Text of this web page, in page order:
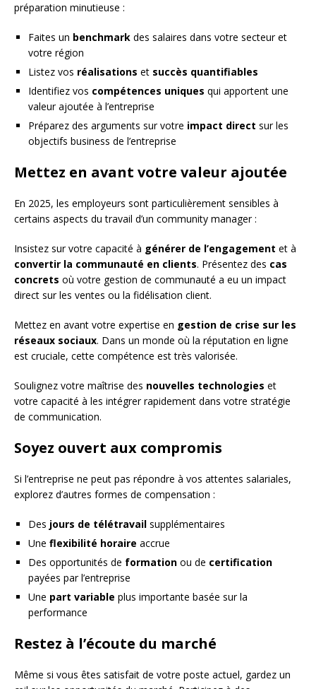
préparation minutieuse :
Faites un benchmark des salaires dans votre secteur et
votre région
Listez vos réalisations et succès quantifiables
Identifiez vos compétences uniques qui apportent une
valeur ajoutée à l’entreprise
Préparez des arguments sur votre impact direct sur les
objectifs business de l’entreprise
Mettez en avant votre valeur ajoutée
En 2025, les employeurs sont particulièrement sensibles à
certains aspects du travail d’un community manager :
Insistez sur votre capacité à générer de l’engagement et à
convertir la communauté en clients. Présentez des cas
concrets où votre gestion de communauté a eu un impact
direct sur les ventes ou la fidélisation client.
Mettez en avant votre expertise en gestion de crise sur les
réseaux sociaux. Dans un monde où la réputation en ligne
est cruciale, cette compétence est très valorisée.
Soulignez votre maîtrise des nouvelles technologies et
votre capacité à les intégrer rapidement dans votre stratégie
de communication.
Soyez ouvert aux compromis
Si l’entreprise ne peut pas répondre à vos attentes salariales,
explorez d’autres formes de compensation :
Des jours de télétravail supplémentaires
Une flexibilité horaire accrue
Des opportunités de formation ou de certification
payées par l’entreprise
Une part variable plus importante basée sur la
performance
Restez à l’écoute du marché
Même si vous êtes satisfait de votre poste actuel, gardez un